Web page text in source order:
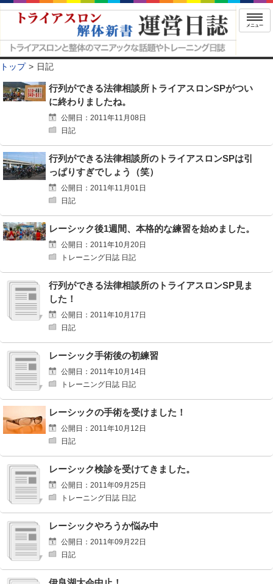
メニュー
トップ 日記
行列ができる法律相談所トライアスロンSPがつい
に終わりましたね。
公開日：2011年11月08日
日記
行列ができる法律相談所のトライアスロンSPは引
っぱりすぎでしょう（笑）
公開日：2011年11月01日
日記
レーシック後1週間、本格的な練習を始めました。
公開日：2011年10月20日
トレーニング日誌 日記
行列ができる法律相談所のトライアスロンSP見ま
した！
公開日：2011年10月17日
日記
レーシック手術後の初練習
公開日：2011年10月14日
トレーニング日誌 日記
レーシックの手術を受けました！
公開日：2011年10月12日
日記
レーシック検診を受けてきました。
公開日：2011年09月25日
トレーニング日誌 日記
レーシックやろうか悩み中
公開日：2011年09月22日
日記